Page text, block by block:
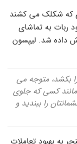
که شکلک می کشند
ربات به تماشای
داده شد. لیپسون
بکشد، متوجه می
کسی که جلوی
را ببندید و
به بهبود تعاملات